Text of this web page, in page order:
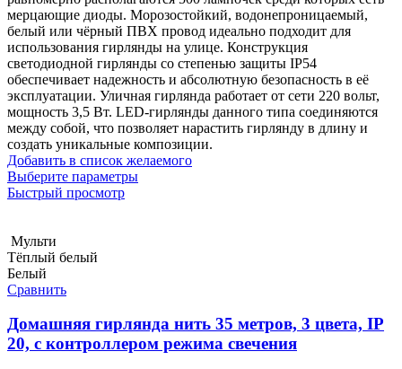
мерцающие диоды. Морозостойкий, водонепроницаемый,
белый или чёрный ПВХ провод идеально подходит для
использования гирлянды на улице. Конструкция
светодиодной гирлянды со степенью защиты IP54
обеспечивает надежность и абсолютную безопасность в её
эксплуатации. Уличная гирлянда работает от сети 220 вольт,
мощность 3,5 Вт. LED-гирлянды данного типа соединяются
между собой, что позволяет нарастить гирлянду в длину и
создать уникальные композиции.
Добавить в список желаемого
Выберите параметры
Быстрый просмотр
Мульти
Тёплый белый
Белый
Сравнить
Домашняя гирлянда нить 35 метров, 3 цвета, IP
20, с контроллером режима свечения